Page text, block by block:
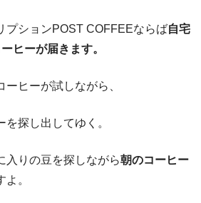
プションPOST COFFEEならば自宅
ヒーが届きます。
ーヒーが試しながら、
を探し出してゆく。
入りの豆を探しながら朝のコーヒー
よ。